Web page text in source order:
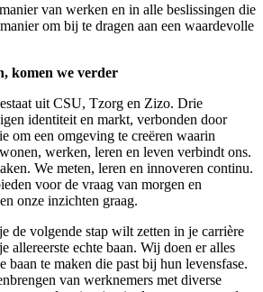
van werken en in alle beslissingen die
om bij te dragen aan een waardevolle
komen we verder
uit CSU, Tzorg en Zizo. Drie
identiteit en markt, verbonden door
om een omgeving te creëren waarin
werken, leren en leven verbindt ons.
We meten, leren en innoveren continu.
voor de vraag van morgen en
onze inzichten graag.
de volgende stap wilt zetten in je carrière
allereerste echte baan. Wij doen er alles
baan te maken die past bij hun levensfase.
van werknemers met diverse